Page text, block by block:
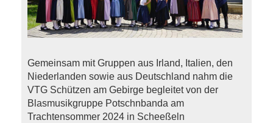
Gemeinsam mit Gruppen aus Irland, Italien, den
Niederlanden sowie aus Deutschland nahm die
VTG Schützen am Gebirge begleitet von der
Blasmusikgruppe Potschnbanda am
Trachtensommer 2024 in Scheeßeln